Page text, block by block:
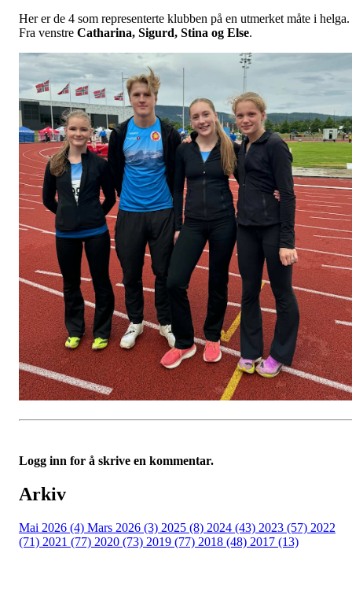
Her er de 4 som representerte klubben på en utmerket måte i helga.
Fra venstre Catharina, Sigurd, Stina og Else.
Logg inn for å skrive en kommentar.
Arkiv
Mai 2026 (4) Mars 2026 (3) 2025 (8) 2024 (43) 2023 (57) 2022
(71) 2021 (77) 2020 (73) 2019 (77) 2018 (48) 2017 (13)